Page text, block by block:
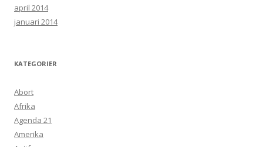
april 2014
januari 2014
KATEGORIER
Abort
Afrika
Agenda 21
Amerika